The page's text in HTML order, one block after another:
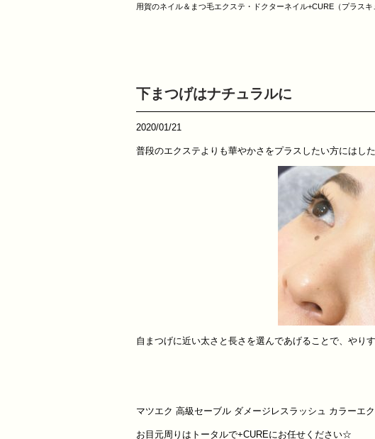
用賀のネイル＆まつ毛エクステ・ドクターネイル+CURE（プラス
下まつげはナチュラルに
2020/01/21
普段のエクステよりも華やかさをプラスしたい方にはし
自まつげに近い太さと長さを選んであげることで、や
マツエク 高級セーブル ダメージレスラッシュ カラーエ
お目元周りはトータルで+CUREにお任せください☆